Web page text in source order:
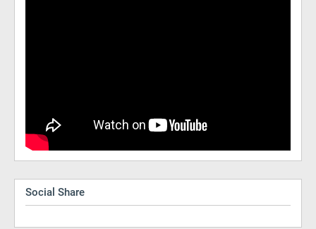
Social Share